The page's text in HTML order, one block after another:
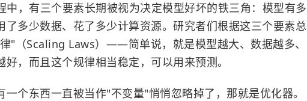
中，有三个要素长期被视为决定模型好坏的铁三角：模型有多
了多少数据、花了多少计算资源。研究者们根据这三个要素总
"（Scaling Laws）——简单说，就是模型越大、数据越多、
，而且这个规律相当稳定，可以用来预测。
一个东西一直被当作"不变量"悄悄忽略掉了，那就是优化器。